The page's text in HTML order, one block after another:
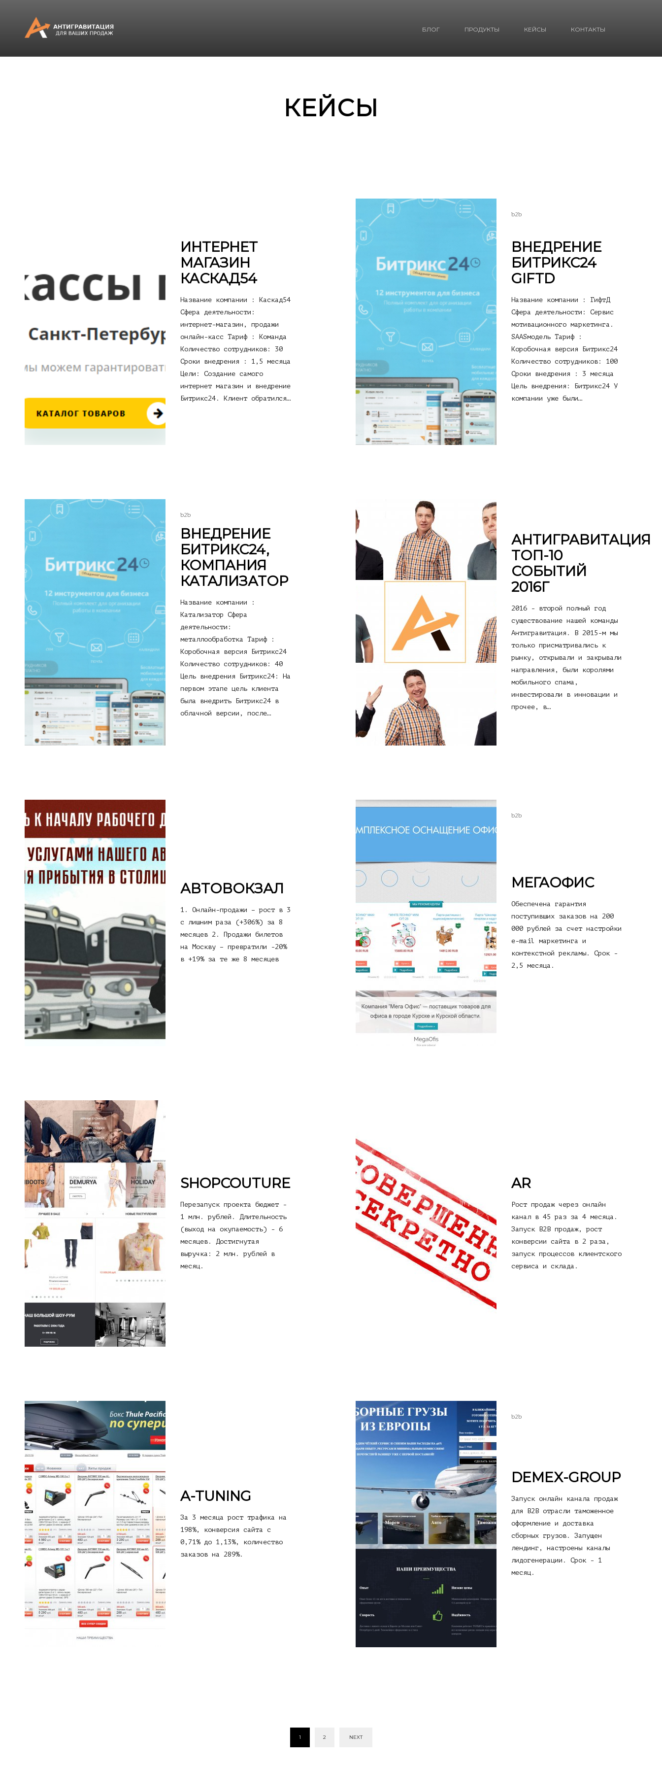
БЛОГ ПРОДУКТЫ КЕЙСЫ КОНТАКТЫ
КЕЙСЫ
ИНТЕРНЕТ
МАГАЗИН
КАСКАД54
Название компании : Каскад54
Сфера деятельности:
интернет-магазин, продажи
онлайн-касс Тариф : Команда
Количество сотрудников: 30
Сроки внедрения : 1,5 месяца
Цели: Создание самого
интернет магазин и внедрение
Битрикс24. Клиент обратился…
b2b
ВНЕДРЕНИЕ
БИТРИКС24
GIFTD
Название компании : ГифтД
Сфера деятельности: Сервис
мотивационного маркетинга.
SAASмодель Тариф :
Коробочная версия Битрикс24
Количество сотрудников: 100
Сроки внедрения : 3 месяца
Цель внедрения: Битрикс24 У
компании уже были…
b2b
ВНЕДРЕНИЕ
БИТРИКС24,
КОМПАНИЯ
КАТАЛИЗАТОР
Название компании :
Катализатор Сфера
деятельности:
металлообработка Тариф :
Коробочная версия Битрикс24
Количество сотрудников: 40
Цель внедрения Битрикс24: На
первом этапе цель клиента
была внедрить Битрикс24 в
облачной версии, после…
АНТИГРАВИТАЦИЯ
ТОП-10
СОБЫТИЙ
2016Г
2016 - второй полный год
существование нашей команды
Антигравитация. В 2015-м мы
только присматривались к
рынку, открывали и закрывали
направления, были королями
мобильного спама,
инвестировали в инновации и
прочее, в…
АВТОВОКЗАЛ
1. Онлайн-продажи – рост в 3
с лишним раза (+306%) за 8
месяцев 2. Продажи билетов
на Москву – превратили -20%
в +19% за те же 8 месяцев
b2b
МЕГАОФИС
Обеспечена гарантия
поступивших заказов на 200
000 рублей за счет настройки
e-mail маркетинга и
контекстной рекламы. Срок -
2,5 месяца.
SHOPCOUTURE
Перезапуск проекта бюджет -
1 млн. рублей. Длительность
(выход на окупаемость) - 6
месяцев. Достигнутая
выручка: 2 млн. рублей в
месяц.
AR
Рост продаж через онлайн
канал в 45 раз за 4 месяца.
Запуск B2B продаж, рост
конверсии сайта в 2 раза,
запуск процессов клиентского
сервиса и склада.
A-TUNING
За 3 месяца рост трафика на
198%, конверсия сайта с
0,71% до 1,13%, количество
заказов на 289%.
b2b
DEMEX-GROUP
Запуск онлайн канала продаж
для B2B отрасли таможенное
оформление и доставка
сборных грузов. Запущен
лендинг, настроены каналы
лидогенерации. Срок - 1
месяц.
1 2 NEXT